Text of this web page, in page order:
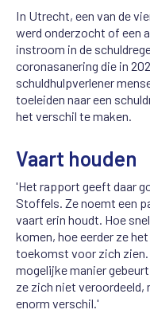
In Utrecht, een van de
werd onderzocht of een
instroom in de
coronasanering die in
schuldhulpverlener
toeleiden naar een
het verschil te maken.
Vaart houden
'Het rapport geeft daar
Stoffels. Ze noemt een
vaart erin houdt. Hoe
komen, hoe eerder ze
toekomst voor zich zien.
mogelijke manier
ze zich niet veroordeeld,
enorm verschil.'